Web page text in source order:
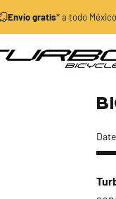
Envío gratis* a todo México
Bicycles